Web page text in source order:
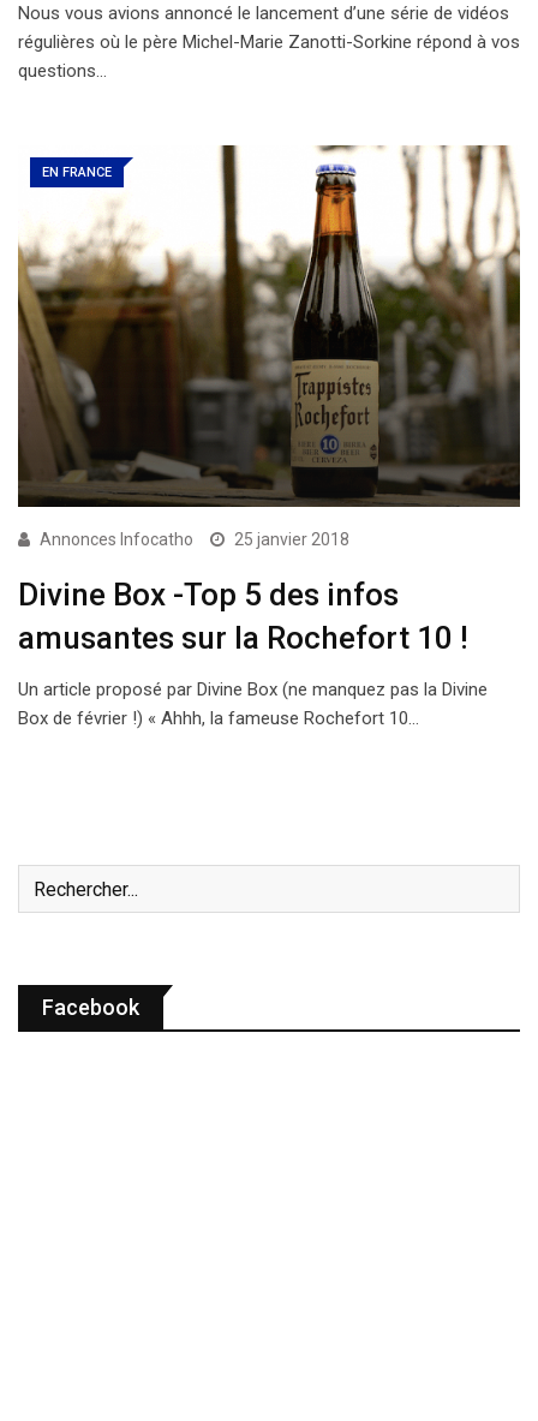
Nous vous avions annoncé le lancement d’une série de vidéos
régulières où le père Michel-Marie Zanotti-Sorkine répond à vos
questions…
EN FRANCE
Annonces Infocatho 25 janvier 2018
Divine Box -Top 5 des infos
amusantes sur la Rochefort 10 !
Un article proposé par Divine Box (ne manquez pas la Divine
Box de février !) « Ahhh, la fameuse Rochefort 10…
Facebook